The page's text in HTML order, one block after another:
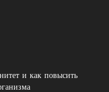
и как повысить